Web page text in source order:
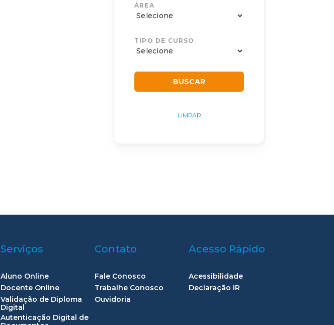
ÁREA
TIPO DE CURSO
LIMPAR
Serviços
Aluno Online
Docente Online
Validação de Diploma
Digital
Autenticação Digital de
Contato
Fale Conosco
Trabalhe Conosco
Ouvidoria
Acesso Rápido
Acessibilidade
Declaração IR